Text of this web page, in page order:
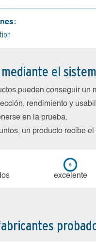
el
pueden conseguir
rendimiento y
en la prueba.
un producto recibe
ex­ce­len­te